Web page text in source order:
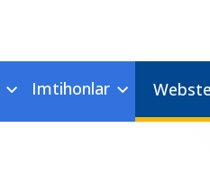
Imtihonlar